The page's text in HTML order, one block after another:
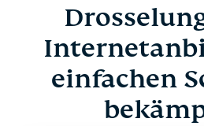
einfachen